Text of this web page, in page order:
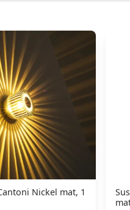
Nickel mat, 1